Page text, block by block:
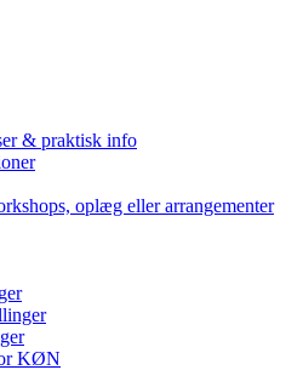
& praktisk info
oplæg eller arrangementer
KØN